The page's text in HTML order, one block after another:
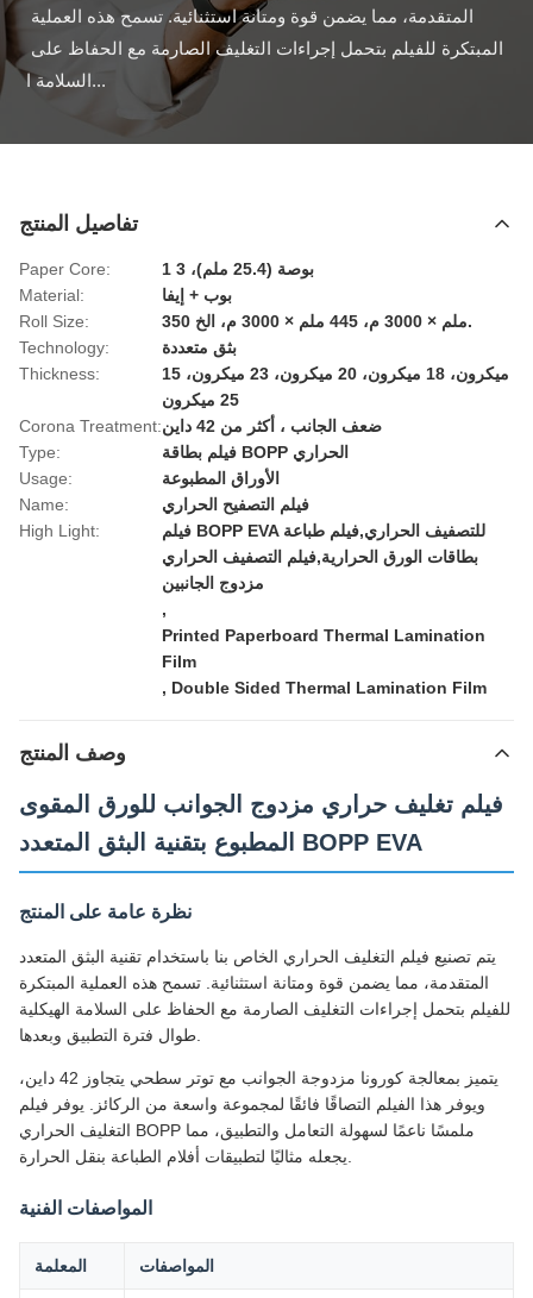
السلامة ا...
تفاصيل المنتج
Paper Core:
1 بوصة (25.4 ملم)، 3
Material:
بوب + إيفا
Roll Size:
350 ملم × 3000 م، 445 ملم × 3000 م، الخ.
Technology:
بثق متعددة
Thickness:
15 ميكرون، 18 ميكرون، 20 ميكرون، 23 ميكرون،
25 ميكرون
Corona Treatment:
ضعف الجانب ، أكثر من 42 داين
Type:
فيلم بطاقة BOPP الحراري
Usage:
الأوراق المطبوعة
Name:
فيلم التصفيح الحراري
High Light:
فيلم BOPP EVA للتصفيف الحراري,فيلم طباعة
بطاقات الورق الحرارية,فيلم التصفيف الحراري
مزدوج الجانبين
,
Printed Paperboard Thermal Lamination
Film
, Double Sided Thermal Lamination Film
وصف المنتج
فيلم تغليف حراري مزدوج الجوانب للورق المقوى
المطبوع بتقنية البثق المتعدد BOPP EVA
نظرة عامة على المنتج
يتم تصنيع فيلم التغليف الحراري الخاص بنا باستخدام تقنية البثق المتعدد
المتقدمة، مما يضمن قوة ومتانة استثنائية. تسمح هذه العملية المبتكرة
للفيلم بتحمل إجراءات التغليف الصارمة مع الحفاظ على السلامة الهيكلية
يتميز بمعالجة كورونا مزدوجة الجوانب مع توتر سطحي يتجاوز 42 داين،
ويوفر هذا الفيلم التصاقًا فائقًا لمجموعة واسعة من الركائز. يوفر فيلم
التغليف الحراري BOPP ملمسًا ناعمًا لسهولة التعامل والتطبيق، مما
المواصفات الفنية
المعلمة المواصفات